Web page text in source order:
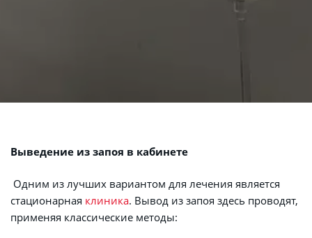
Выведение из запоя в кабинете
стационарная клиника. Вывод из запоя здесь проводят,
применяя классические методы: